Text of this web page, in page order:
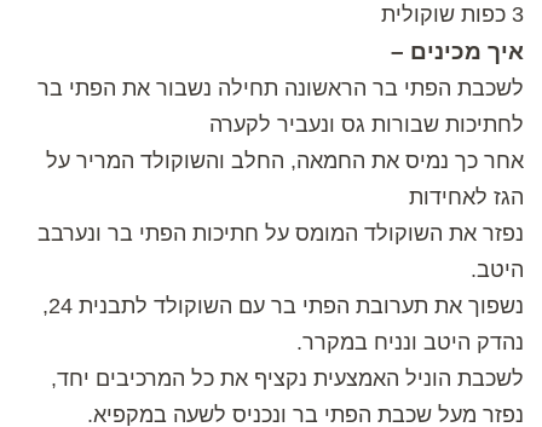
3 כפות שוקולית
איך מכינים –
לשכבת הפתי בר הראשונה תחילה נשבור את הפתי בר
לחתיכות שבורות גס ונעביר לקערה
אחר כך נמיס את החמאה, החלב והשוקולד המריר על
הגז לאחידות
נפזר את השוקולד המומס על חתיכות הפתי בר ונערבב
היטב.
נשפוך את תערובת הפתי בר עם השוקולד לתבנית 24,
נהדק היטב ונניח במקרר.
לשכבת הוניל האמצעית נקציף את כל המרכיבים יחד,
נפזר מעל שכבת הפתי בר ונכניס לשעה במקפיא.